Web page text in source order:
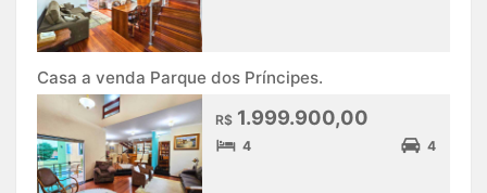
Casa a venda Parque dos Príncipes.
R$ 1.999.900,00
4 4